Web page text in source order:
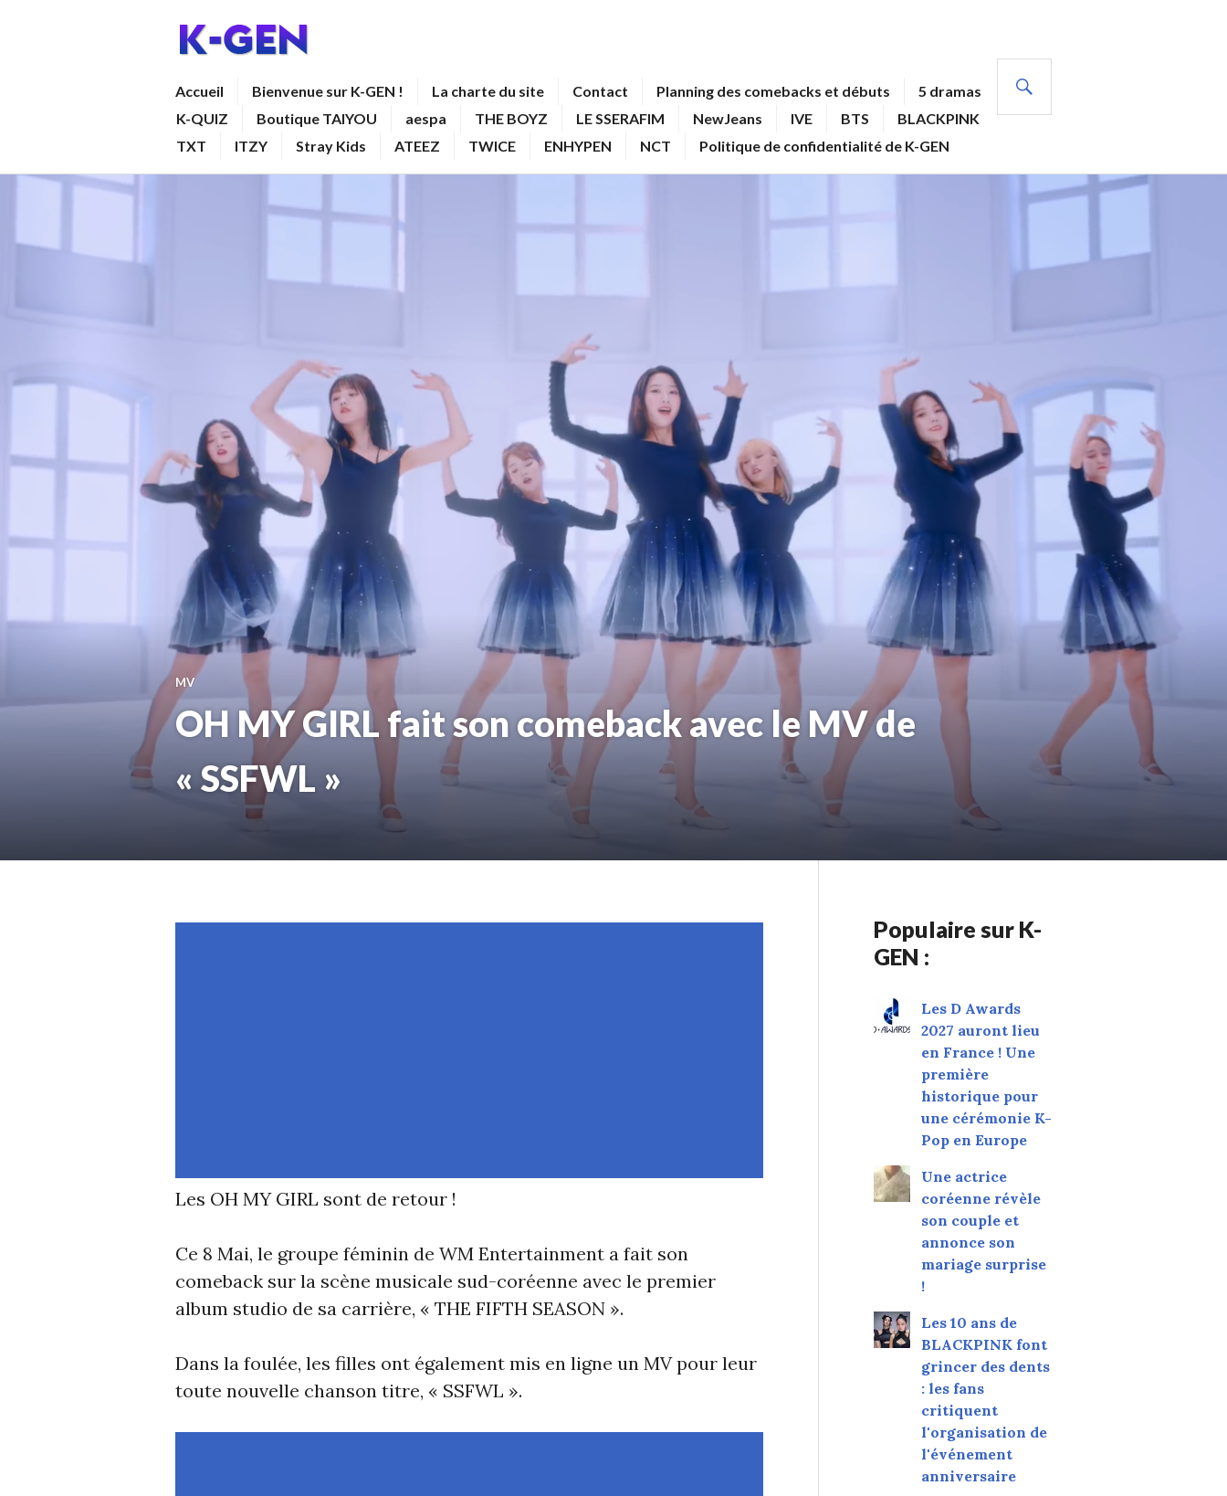
Accueil Bienvenue sur K-GEN ! La charte du site Contact Planning des comebacks et débuts
5 dramas
K-QUIZ
Boutique TAIYOU aespa THE BOYZ LE SSERAFIM NewJeans IVE BTS
BLACKPINK
TXT
ITZY Stray Kids ATEEZ TWICE ENHYPEN NCT Politique de confidentialité de K-GEN
MV
OH MY GIRL fait son comeback avec le MV de
« SSFWL »
Les OH MY GIRL sont de retour !
Ce 8 Mai, le groupe féminin de WM Entertainment a fait son
comeback sur la scène musicale sud-coréenne avec le premier
album studio de sa carrière, « THE FIFTH SEASON ».
Dans la foulée, les filles ont également mis en ligne un MV pour leur
toute nouvelle chanson titre, « SSFWL ».
Populaire sur K-
GEN :
Les D Awards
2027 auront lieu
en France ! Une
première
historique pour
une cérémonie K-
Pop en Europe
Une actrice
coréenne révèle
son couple et
annonce son
mariage surprise
!
Les 10 ans de
BLACKPINK font
grincer des dents
: les fans
critiquent
l'organisation de
l'événement
anniversaire